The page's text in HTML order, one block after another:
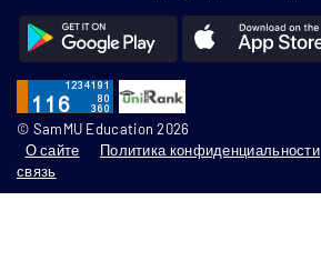
© SamMU Education 2026
О сайте
Политика конфиденциальности
связь